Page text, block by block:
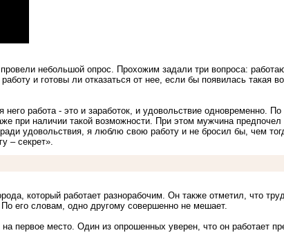
небольшой опрос. Прохожим задали три вопроса:
и готовы ли отказаться от нее, если бы появилась такая
работа - это и заработок, и удовольствие одновременно.
при наличии такой возможности. При этом мужчина предпочел
удовольствия, я люблю свою работу и не бросил бы, чем
– секрет».
который работает разнорабочим. Он также отметил, что
По его словам, одно другому совершенно не мешает.
на первое место. Один из опрошенных уверен, что он работает